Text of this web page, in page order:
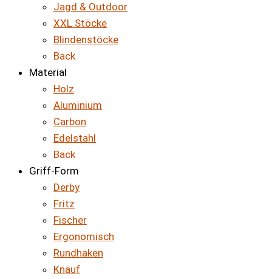
Jagd & Outdoor
XXL Stöcke
Blindenstöcke
Back
Material
Holz
Aluminium
Carbon
Edelstahl
Back
Griff-Form
Derby
Fritz
Fischer
Ergonomisch
Rundhaken
Knauf